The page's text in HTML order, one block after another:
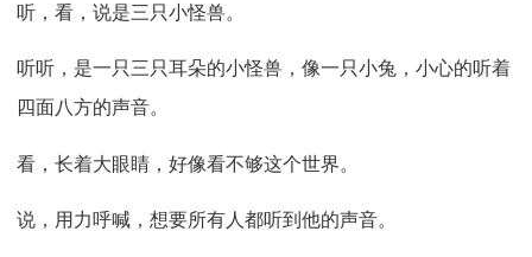
听，看，说是三只小怪兽。
听听，是一只三只耳朵的小怪兽，像一只小兔，小心的听着
四面八方的声音。
看，长着大眼睛，好像看不够这个世界。
说，用力呼喊，想要所有人都听到他的声音。